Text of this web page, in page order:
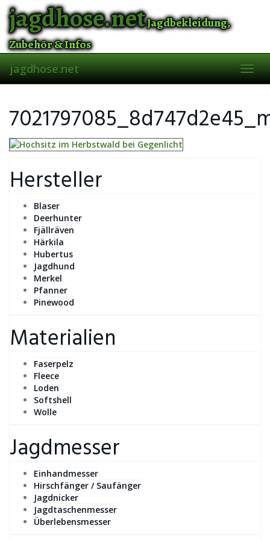
Skip
to
main
content
jagdhose.netJagdbekleidung,
Zubehör & Infos
jagdhose.net
Hersteller
Blaser
Deerhunter
Fjällräven
Härkila
Hubertus
Jagdhund
Merkel
Pfanner
Pinewood
Materialien
Faserpelz
Fleece
Loden
Softshell
Wolle
Jagdmesser
Einhandmesser
Hirschfänger / Saufänger
Jagdnicker
Jagdtaschenmesser
Überlebensmesser